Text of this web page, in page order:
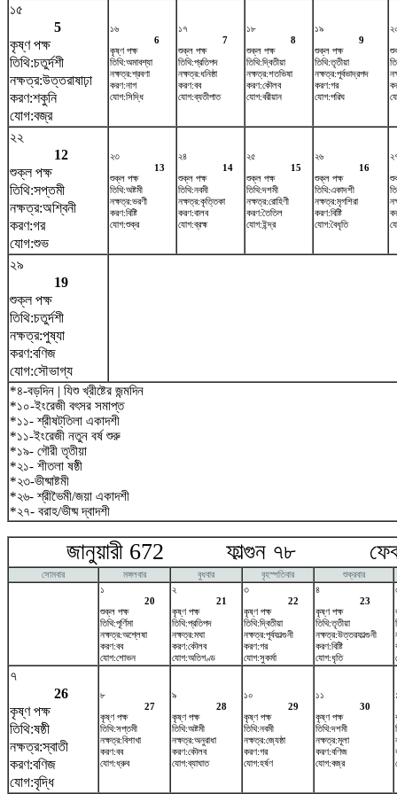
১৫
5
কৃষ্ণ পক্ষ
তিথি:চতুর্দশী
নক্ষত্র:উত্তরাষাঢ়া
করণ:শকুনি
যোগ:বজ্র
১৬
6
কৃষ্ণ পক্ষ
তিথি:অমাবশ্যা
নক্ষত্র:শ্রবণা
করণ:নাগ
যোগ:সিদ্ধি
১৭
7
শুক্ল পক্ষ
তিথি:প্রতিপদ
নক্ষত্র:ধনিষ্ঠা
করণ:বব
যোগ:ব্যতীপাত
১৮
8
শুক্ল পক্ষ
তিথি:দ্বিতীয়া
নক্ষত্র:শতভিষ‌া
করণ:কৌলব
যোগ:বরীয়ান
১৯
9
শুক্ল পক্ষ
তিথি:তৃতীয়া
নক্ষত্র:পূর্বভাদ্রপদ
করণ:গর
যোগ:পরিঘ
২২
12
শুক্ল পক্ষ
তিথি:সপ্তমী
নক্ষত্র:অশ্বিনী
করণ:গর
যোগ:শুভ
২৩
13
শুক্ল পক্ষ
তিথি:অষ্টমী
নক্ষত্র:ভরণী
করণ:বিষ্টি
যোগ:শুক্র
২৪
14
শুক্ল পক্ষ
তিথি:নবমী
নক্ষত্র:কৃত্তিকা
করণ:বালব
যোগ:ব্রহ্ম
২৫
15
শুক্ল পক্ষ
তিথি:দশমী
নক্ষত্র:রোহিণী
করণ:তৈতিল
যোগ:ইন্দ্র
২৬
16
শুক্ল পক্ষ
তিথি:একাদশী
নক্ষত্র:মৃগশিরা
করণ:বিষ্টি
যোগ:বৈধৃতি
২৯
19
শুক্ল পক্ষ
তিথি:চতুর্দশী
নক্ষত্র:পুষ্যা
করণ:বণিজ
যোগ:সৌভাগ্য
*৪-বড়দিন | যিশু খ্রীষ্টের জন্মদিন
*১০-ইংরেজী বৎসর সমাপ্ত
*১১- শ্রীষট্‌তিলা একাদশী
*১১-ইংরেজী নতুন বর্ষ শুরু
*১৯- গৌরী তৃতীয়া
*২১- শীতলা ষষ্ঠী
*২৩-ভীষ্মাষ্টমী
*২৬- শ্রীভৈমী/জয়া একাদশী
*২৭- বরাহ/ভীষ্ম দ্বাদশী
জানুয়ারী 672 ফাল্গুন ৭৮
সোমবার মঙ্গলবার বুধবার বৃহস্পতিবার
শুক্রবার
১
20
শুক্ল পক্ষ
তিথি:পূর্ণিমা
নক্ষত্র:অশ্লেষা
করণ:বব
যোগ:শোভন
২
21
কৃষ্ণ পক্ষ
তিথি:প্রতিপদ
নক্ষত্র:মঘা
করণ:কৌলব
যোগ:অতিগণ্ড
৩
22
কৃষ্ণ পক্ষ
তিথি:দ্বিতীয়া
নক্ষত্র:পূর্বফাল্গুনী
করণ:গর
যোগ:সুকর্মা
৪
23
কৃষ্ণ পক্ষ
তিথি:তৃতীয়া
নক্ষত্র:উত্তরফাল্গুনী
করণ:বিষ্টি
যোগ:ধৃতি
৭
26
কৃষ্ণ পক্ষ
তিথি:ষষ্ঠী
নক্ষত্র:স্বাতী
করণ:বণিজ
যোগ:বৃদ্ধি
৮
27
কৃষ্ণ পক্ষ
তিথি:সপ্তমী
নক্ষত্র:বিশাখা
করণ:বব
যোগ:ধ্রুব
৯
28
কৃষ্ণ পক্ষ
তিথি:অষ্টমী
নক্ষত্র:অনুরাধা
করণ:কৌলব
যোগ:ব্যাঘাত
১০
29
কৃষ্ণ পক্ষ
তিথি:নবমী
নক্ষত্র:জ্যেষ্ঠা
করণ:গর
যোগ:হর্ষণ
১১
30
কৃষ্ণ পক্ষ
তিথি:দশমী
নক্ষত্র:মূলা
করণ:বণিজ
যোগ:বজ্র